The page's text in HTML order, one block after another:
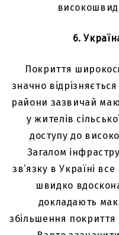
6.
Покриття
значно
райони зазвичай
у жителів
доступу до
Загалом
зв’язку в Україні
швидко
докладають
збільшення покриття